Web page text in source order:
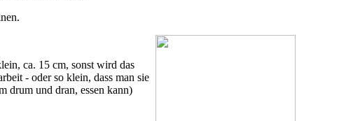
ca. 15 cm, sonst wird das
- oder so klein, dass man sie
drum und dran, essen kann)